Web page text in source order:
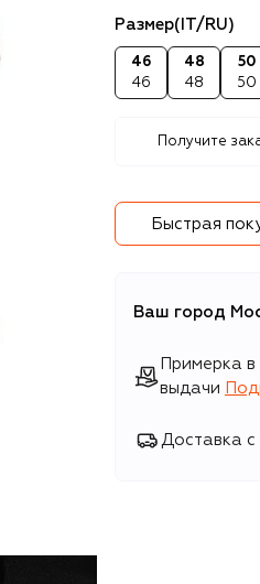
Размер(IT/RU)
46
46
48
48
50
50
Получите
Быстрая
Ваш город
Примерка
выдачи
Доставка с